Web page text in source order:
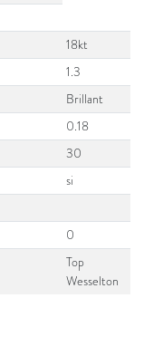
18kt
1.3
Brillant
0.18
30
si
0
Top
Wesselton